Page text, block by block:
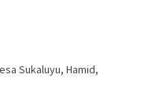
Sukaluyu, Hamid,